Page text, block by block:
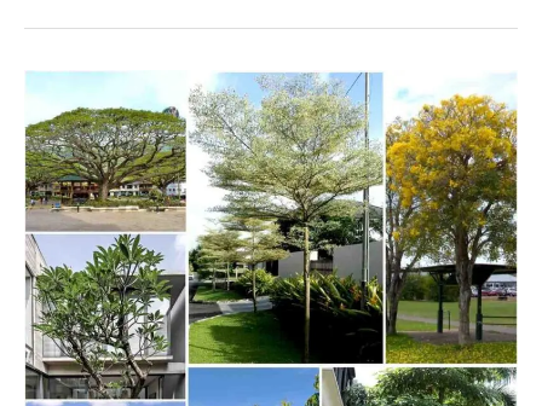
Pohon
Peneduh
untuk
Rumah
Tropis,
Anti
Panas
dan
Asri